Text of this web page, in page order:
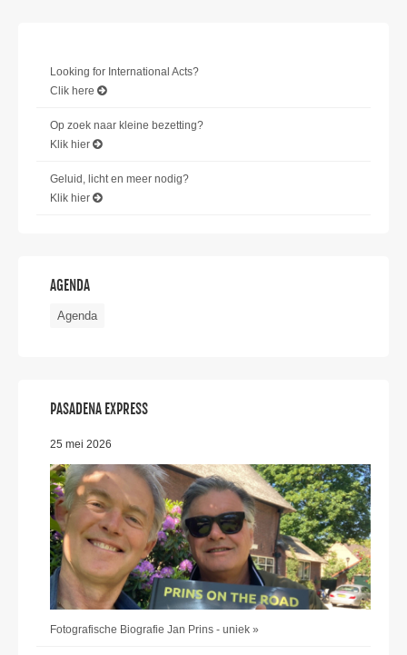
Looking for International Acts?
Clik here
Op zoek naar kleine bezetting?
Klik hier
Geluid, licht en meer nodig?
Klik hier
AGENDA
Agenda
PASADENA EXPRESS
25 mei 2026
Fotografische Biografie Jan Prins - uniek »